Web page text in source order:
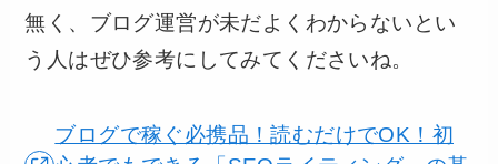
無く、ブログ運営が未だよくわからないとい
う人はぜひ参考にしてみてくださいね。
ブログで稼ぐ必携品！読むだけでOK！初